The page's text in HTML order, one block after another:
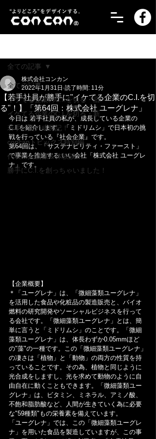
全ての記事
イケてる企業のC.I.を切る・旧
イケてる企業のC.I.を切る・新
若手社員の成長記！
concanトピックス特別編
代表の人物像＆体験談！
勝手にC.I.を創っちゃいました！
全ての記事
【若手社員が勝手に"イケてる企業のC.I.を切
る"！】「第64回：株式会社 ユーグレナ」
株式会社コンカン
2022年1月31日 読了時間: 11分
今日は 若手社員の私が、成長している企業の
C.I.を紹介します。「ミドリムシ」で日本初の挑
戦を行っている『社会企業』です。
第64回は、「サステナビリティ・ファースト」
で事業を推進する いい会社「株式会社 ユーグレ
ナ」です。
【企業概要】
＊「ユーグレナ」は、「微細藻類ユーグレナ」
を活用した食品や化粧品の製造販売と、バイオ
燃料の研究開発やソーシャルビジネスを行って
る会社です。「微細藻類ユーグレナ」とは、簡
単に言うと「ミドリムシ」のことです。「微細
藻類ユーグレナ」は、体長わずか0.05mmほど
の"藻"の一種です。この「微細藻類ユーグレナ」
の凄さは「植物」と「動物」の両方の性質を持
っていることです。その為、植物と同じように
光合成をしますし、光を求めて動物のように自
由自在に動くこともできます。「微細藻類ユー
グレナ」は、ビタミン、ミネラル、アミノ酸、
不飽和脂肪酸など、人間が生きていく為に必要
な"59種類"もの栄養素を備えています。
「ユーグレナ」では、この「微細藻類ユーグレ
ナ」を用いた食品を製造していますが、この事